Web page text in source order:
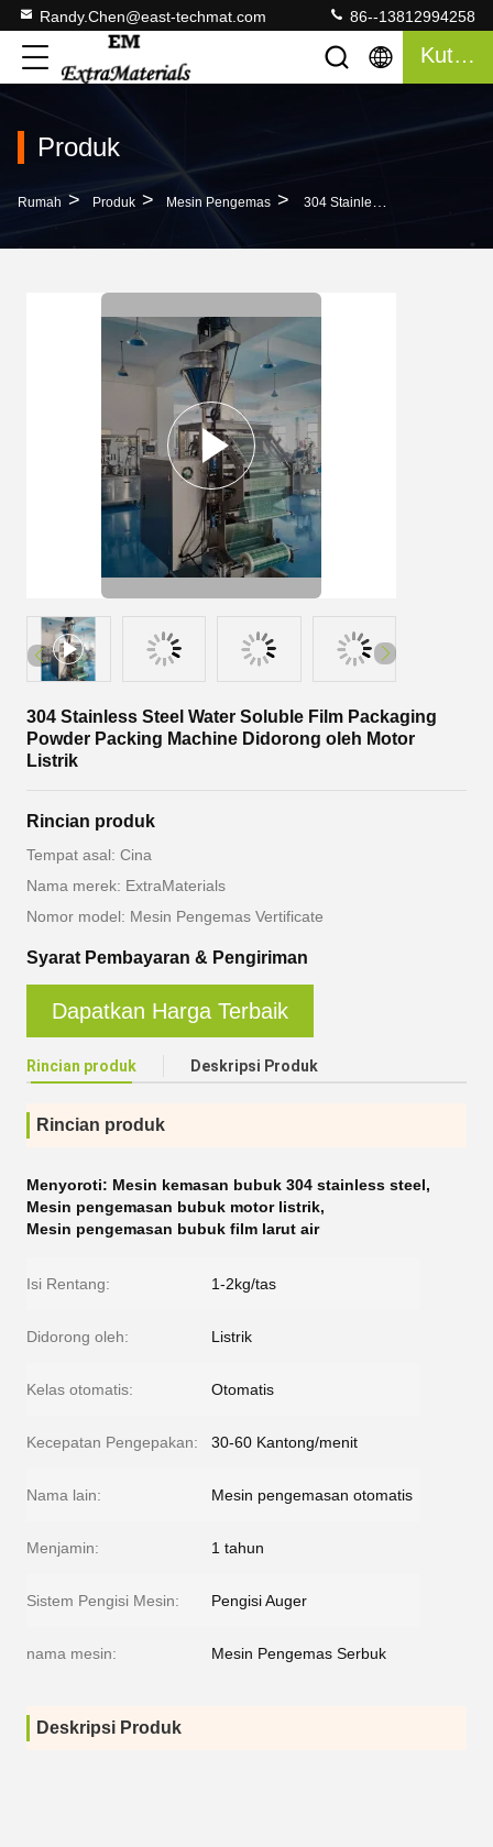
Randy.Chen@east-techmat.com 86--13812994258
Kutipan
Produk
Rumah > Produk > Mesin Pengemas > 304 Stainless Steel Water Soluble Film Packaging Powder Packing Machine Didorong Oleh Motor Listrik
304 Stainless Steel Water Soluble Film Packaging
Powder Packing Machine Didorong oleh Motor
Listrik
Rincian produk
Tempat asal: Cina
Nama merek: ExtraMaterials
Nomor model: Mesin Pengemas Vertificate
Syarat Pembayaran & Pengiriman
Dapatkan Harga Terbaik
Rincian produk Deskripsi Produk
Rincian produk
Menyoroti: Mesin kemasan bubuk 304 stainless steel,
Mesin pengemasan bubuk motor listrik,
Mesin pengemasan bubuk film larut air
Isi Rentang: 1-2kg/tas
Didorong oleh: Listrik
Kelas otomatis: Otomatis
Kecepatan Pengepakan: 30-60 Kantong/menit
Nama lain: Mesin pengemasan otomatis
Menjamin: 1 tahun
Sistem Pengisi Mesin: Pengisi Auger
nama mesin: Mesin Pengemas Serbuk
Deskripsi Produk